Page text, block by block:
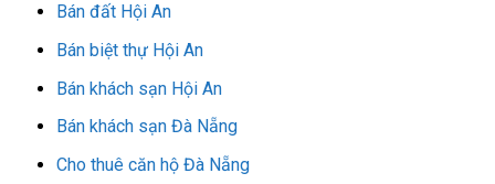
Bán đất Hội An
Bán biệt thự Hội An
Bán khách sạn Hội An
Bán khách sạn Đà Nẵng
Cho thuê căn hộ Đà Nẵng